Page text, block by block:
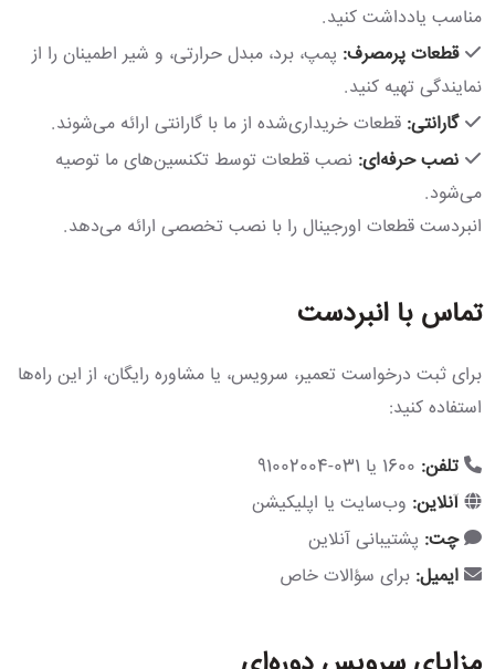
مناسب یادداشت کنید.
قطعات پرمصرف: پمپ، برد، مبدل حرارتی، و شیر اطمینان را از
نمایندگی تهیه کنید.
گارانتی: قطعات خریداری‌شده از ما با گارانتی ارائه می‌شوند.
نصب حرفه‌ای: نصب قطعات توسط تکنسین‌های ما توصیه
می‌شود.
انبردست قطعات اورجینال را با نصب تخصصی ارائه می‌دهد.
تماس با انبردست
برای ثبت درخواست تعمیر، سرویس، یا مشاوره رایگان، از این راه‌ها
استفاده کنید:
تلفن:
آنلاین: وب‌سایت یا اپلیکیشن
چت: پشتیبانی آنلاین
ایمیل: برای سؤالات خاص